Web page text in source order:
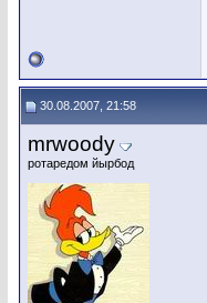
30.08.2007, 21:58
mrwoody
ротаредом йырбод